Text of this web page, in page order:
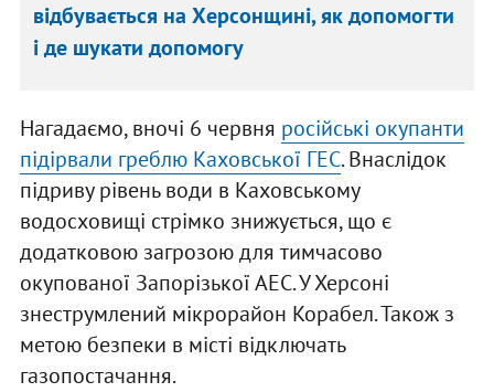
відбувається на Херсонщині, як допомогти
і де шукати допомогу
Нагадаємо, вночі 6 червня російські окупанти
підірвали греблю Каховської ГЕС. Внаслідок
підриву рівень води в Каховському
водосховищі стрімко знижується, що є
додатковою загрозою для тимчасово
окупованої Запорізької АЕС. У Херсоні
знеструмлений мікрорайон Корабел. Також з
метою безпеки в місті відключать
газопостачання.